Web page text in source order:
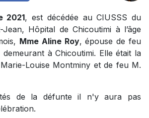
2021, est décédée au CIUSSS du
Jean, Hôpital de Chicoutimi à l’âge
Mme Aline Roy, épouse de feu
à Chicoutimi. Elle était la
Louise Montminy et de feu M.
de la défunte il n'y aura pas